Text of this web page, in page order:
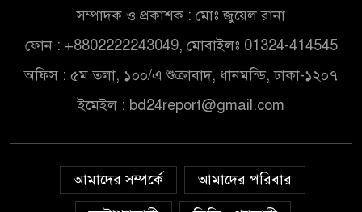
সম্পাদক ও প্রকাশক : মোঃ জুয়েল রানা
ফোন : +8802222243049, মোবাইলঃ 01324-414545
অফিস : ৫ম তলা, ১০০/এ শুক্রাবাদ, ধানমন্ডি, ঢাকা-১২০৭
ইমেইল : bd24report@gmail.com
আমাদের সম্পর্কে
আমাদের পরিবার